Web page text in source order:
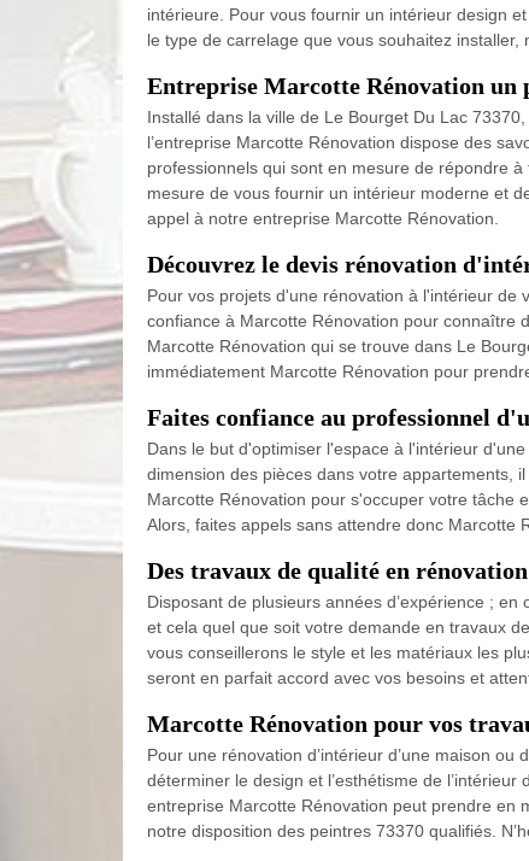
intérieure. Pour vous fournir un intérieur design
le type de carrelage que vous souhaitez
Entreprise Marcotte Rénovation un
Installé dans la ville de Le Bourget Du Lac
l’entreprise Marcotte Rénovation dispose des
professionnels qui sont en mesure de répondre
mesure de vous fournir un intérieur moderne et
appel à notre entreprise Marcotte Rénovation.
Découvrez le devis rénovation
Pour vos projets d'une rénovation à l'intérieur de
confiance à Marcotte Rénovation pour connaître
Marcotte Rénovation qui se trouve dans Le
immédiatement Marcotte Rénovation pour
Faites confiance au professionnel
Dans le but d'optimiser l'espace à l'intérieur
dimension des pièces dans votre appartements,
Marcotte Rénovation pour s'occuper votre tâche
Alors, faites appels sans attendre donc Marcotte
Des travaux de qualité en
Disposant de plusieurs années d’expérience ;
et cela quel que soit votre demande en travaux
vous conseillerons le style et les matériaux les
seront en parfait accord avec vos besoins et
Marcotte Rénovation pour vos
Pour une rénovation d’intérieur d’une maison
déterminer le design et l’esthétisme de
entreprise Marcotte Rénovation peut prendre en
notre disposition des peintres 73370 qualifiés.